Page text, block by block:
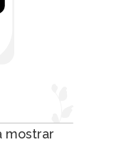
mostrar